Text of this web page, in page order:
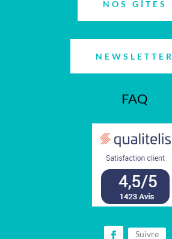
NOS GÎTES
NEWSLETTER
FAQ
Suivre